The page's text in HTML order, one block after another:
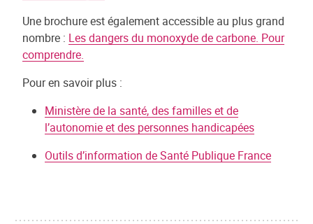
Une brochure est également accessible au plus grand
nombre : Les dangers du monoxyde de carbone. Pour
comprendre.
Pour en savoir plus :
Ministère de la santé, des familles et de
l’autonomie et des personnes handicapées
Outils d’information de Santé Publique France